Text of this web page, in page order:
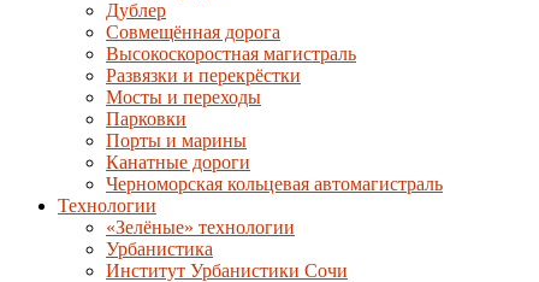
Дублер
Совмещённая дорога
Высокоскоростная магистраль
Развязки и перекрёстки
Мосты и переходы
Парковки
Порты и марины
Канатные дороги
Черноморская кольцевая автомагистраль
Технологии
«Зелёные» технологии
Урбанистика
Институт Урбанистики Сочи